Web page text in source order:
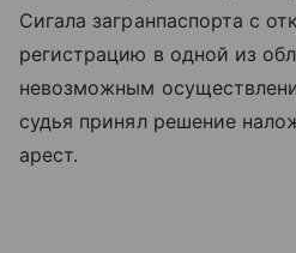
Сигала загранпаспорта с
регистрацию в одной из
невозможным
судья принял решение
арест.